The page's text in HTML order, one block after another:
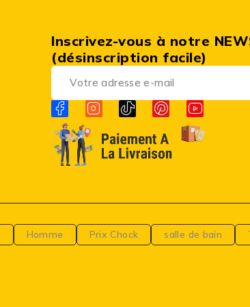
Inscrivez-vous à notre
(désinscription facile)
Homme Prix Chock salle de bain